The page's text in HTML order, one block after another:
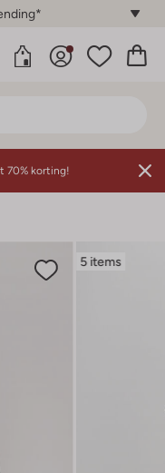
70% korting!
5 items